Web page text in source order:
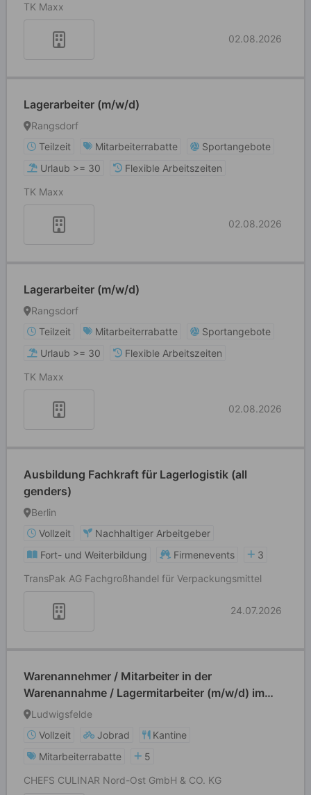
TK Maxx
02.08.2026
Lagerarbeiter (m/w/d)
Rangsdorf
Teilzeit
Mitarbeiterrabatte
Sportangebote
Urlaub >= 30
Flexible Arbeitszeiten
TK Maxx
02.08.2026
Lagerarbeiter (m/w/d)
Rangsdorf
Teilzeit
Mitarbeiterrabatte
Sportangebote
Urlaub >= 30
Flexible Arbeitszeiten
TK Maxx
02.08.2026
Ausbildung Fachkraft für Lagerlogistik (all
genders)
Berlin
Vollzeit
Nachhaltiger Arbeitgeber
Fort- und Weiterbildung
Firmenevents
3
TransPak AG Fachgroßhandel für Verpackungsmittel
24.07.2026
Warenannehmer / Mitarbeiter in der
Warenannahme / Lagermitarbeiter (m/w/d) im
Wareneingang
Ludwigsfelde
Vollzeit
Jobrad
Kantine
Mitarbeiterrabatte
5
CHEFS CULINAR Nord-Ost GmbH & CO. KG